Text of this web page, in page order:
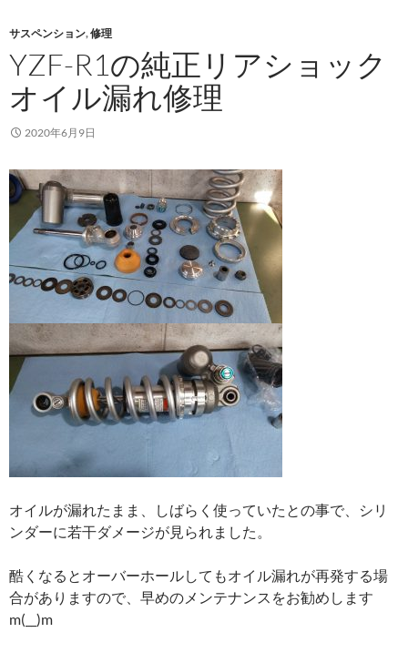
サスペンション,修理
YZF-R1の純正リアショック
オイル漏れ修理
2020年6月9日
オイルが漏れたまま、しばらく使っていたとの事で、シリ
ンダーに若干ダメージが見られました。
酷くなるとオーバーホールしてもオイル漏れが再発する場
合がありますので、早めのメンテナンスをお勧めします
m(__)m